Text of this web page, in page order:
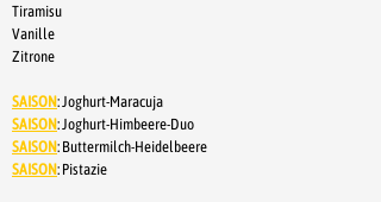
Tiramisu
Vanille
Zitrone
SAISON: Joghurt-Maracuja
SAISON:Joghurt-Himbeere-Duo
SAISON: Buttermilch-Heidelbeere
SAISON: Pistazie